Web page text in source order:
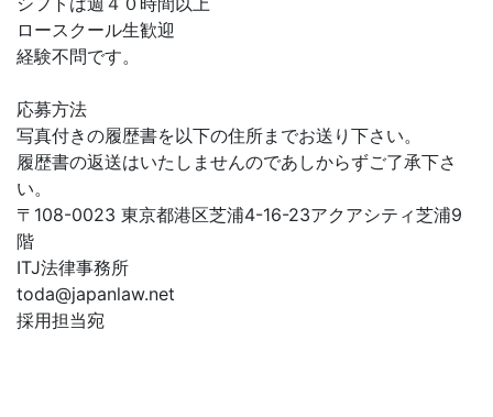
ロースクール生歓迎
経験不問です。
応募方法
写真付きの履歴書を以下の住所までお送り下さい。
履歴書の返送はいたしませんのであしからずご了承下さ
い。
〒108-0023 東京都港区芝浦4-16-23アクアシティ芝浦9
階
ITJ法律事務所
toda@japanlaw.net
採用担当宛